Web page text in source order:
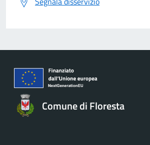
Comune di Floresta